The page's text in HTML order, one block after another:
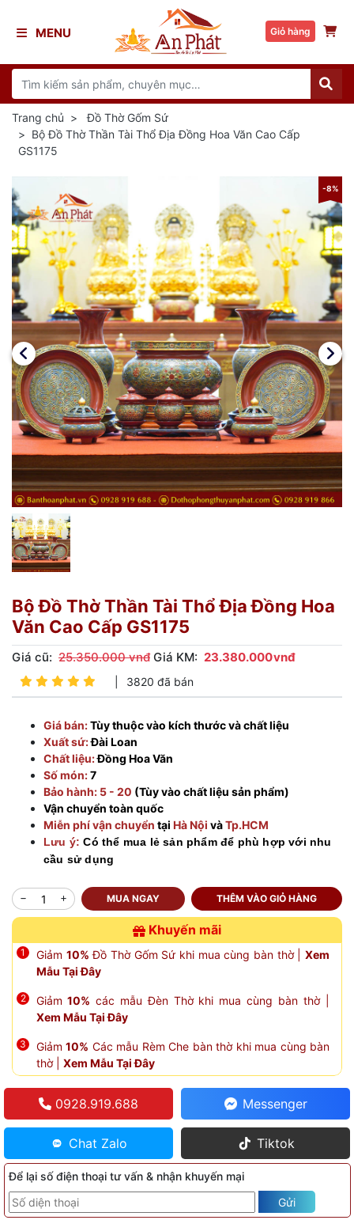
MENU Giỏ hàng
Trang chủ
Đồ Thờ Gốm Sứ
Bộ Đồ Thờ Thần Tài Thổ Địa Đồng Hoa Văn Cao Cấp
GS1175
-8%
Bộ Đồ Thờ Thần Tài Thổ Địa Đồng Hoa
Văn Cao Cấp GS1175
Giá cũ: 25.350.000 vnđ Giá KM: 23.380.000vnđ
3820 đã bán
Giá bán:Tùy thuộc vào kích thước và chất liệu
Xuất sứ:Đài Loan
Chất liệu:Đồng Hoa Văn
Số món:7
Bảo hành: 5 - 20 (Tùy vào chất liệu sản phẩm)
Vận chuyển toàn quốc
Miễn phí vận chuyển tại Hà Nội vàTp.HCM
Lưu ý: Có thể mua lẻ sản phẩm để phù hợp với nhu
cầu sử dụng
MUA NGAY THÊM VÀO GIỎ HÀNG
Khuyến mãi
Giảm 10% Đồ Thờ Gốm Sứ khi mua cùng bàn thờ |Xem
Mẫu Tại Đây
Giảm 10% các mẫu Đèn Thờ khi mua cùng bàn thờ |
Xem Mẫu Tại Đây
Giảm10% Các mẫu Rèm Che bàn thờ khi mua cùng bàn
thờ | Xem Mẫu Tại Đây
0928.919.688 Messenger
Chat Zalo Tiktok
Để lại số điện thoại tư vấn & nhận khuyến mại
Gửi